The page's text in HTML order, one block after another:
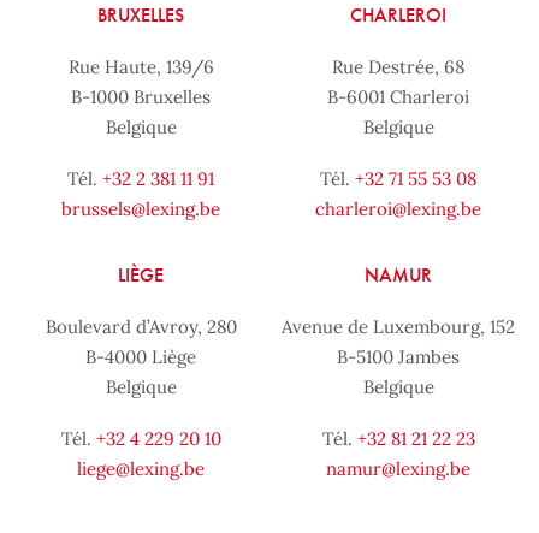
BRUXELLES
Rue Haute, 139/6
B-1000 Bruxelles
Belgique
Tél. +32 2 381 11 91
brussels@lexing.be
CHARLEROI
Rue Destrée, 68
B-6001 Charleroi
Belgique
Tél. +32 71 55 53 08
charleroi@lexing.be
LIÈGE
Boulevard d’Avroy, 280
B-4000 Liège
Belgique
Tél. +32 4 229 20 10
liege@lexing.be
NAMUR
Avenue de Luxembourg, 152
B-5100 Jambes
Belgique
Tél. +32 81 21 22 23
namur@lexing.be